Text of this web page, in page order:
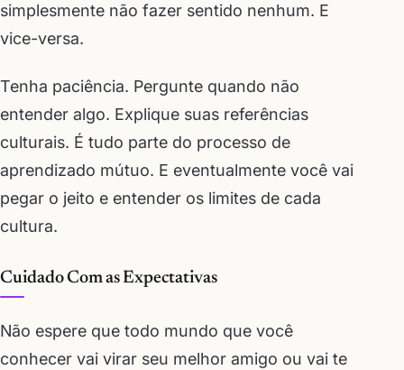
simplesmente não fazer sentido nenhum. E
vice-versa.
Tenha paciência. Pergunte quando não
entender algo. Explique suas referências
culturais. É tudo parte do processo de
aprendizado mútuo. E eventualmente você vai
pegar o jeito e entender os limites de cada
cultura.
Cuidado Com as Expectativas
Não espere que todo mundo que você
conhecer vai virar seu melhor amigo ou vai te